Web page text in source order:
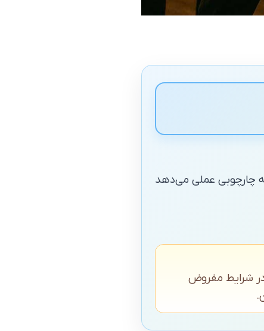
چارچوبی عملی می‌دهد
شرایط مفروض